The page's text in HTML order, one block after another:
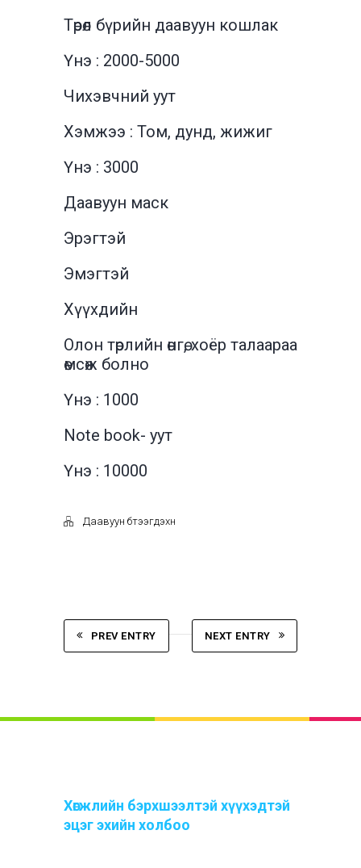
Төрөл бүрийн даавуун кошлак
Үнэ : 2000-5000
Чихэвчний уут
Хэмжээ : Том, дунд, жижиг
Үнэ : 3000
Даавуун маск
Эрэгтэй
Эмэгтэй
Хүүхдийн
Олон төрлийн өнгө, хоёр талаараа
өмсөж болно
Үнэ : 1000
Note book- уут
Үнэ : 10000
Даавуун бүтээгдэхүүн
PREV ENTRY NEXT ENTRY
Хөгжлийн бэрхшээлтэй хүүхэдтэй
эцэг эхийн холбоо